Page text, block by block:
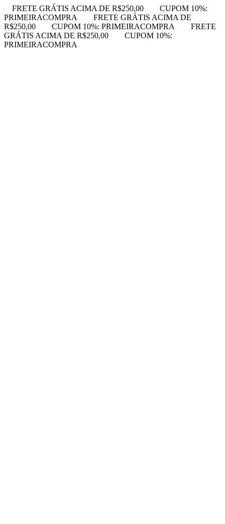
FRETE GRÁTIS ACIMA DE R$250,00
CUPOM 10%:
PRIMEIRACOMPRA
FRETE GRÁTIS ACIMA DE
R$250,00
CUPOM 10%: PRIMEIRACOMPRA
FRETE
GRÁTIS ACIMA DE R$250,00
CUPOM 10%:
PRIMEIRACOMPRA